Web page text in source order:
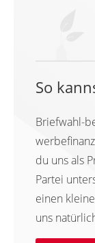
So
Briefwahl-
du uns als
Partei
einen
uns